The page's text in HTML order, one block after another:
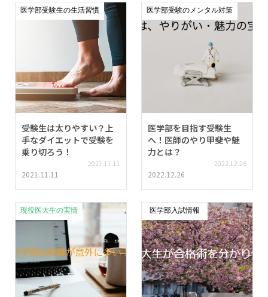
医学部受験生の生活習慣
受験生は太りやすい？上
手なダイエットで受験を
乗り切ろう！
2021.11.11
2021.11.11
医学部受験のメンタル対策
医学部を目指す受験生
へ！医師のやり甲斐や魅
力とは？
2022.12.26
2022.12.26
現役医大生の実情 医学部入試情報